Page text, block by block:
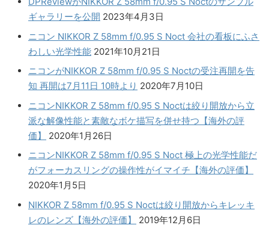
ギャラリーを公開 2023年4月3日
ニコン NIKKOR Z 58mm f/0.95 S Noct 会社の看板にふさ
わしい光学性能 2021年10月21日
ニコンがNIKKOR Z 58mm f/0.95 S Noctの受注再開を告
知 再開は7月11日 10時より 2020年7月10日
ニコンNIKKOR Z 58mm f/0.95 S Noctは絞り開放から立
派な解像性能と素敵なボケ描写を併せ持つ【海外の評
価】
2020年1月26日
ニコンNIKKOR Z 58mm f/0.95 S Noct 極上の光学性能だ
がフォーカスリングの操作性がイマイチ【海外の評価】
2020年1月5日
NIKKOR Z 58mm f/0.95 S Noctは絞り開放からキレッキ
レのレンズ【海外の評価】
2019年12月6日